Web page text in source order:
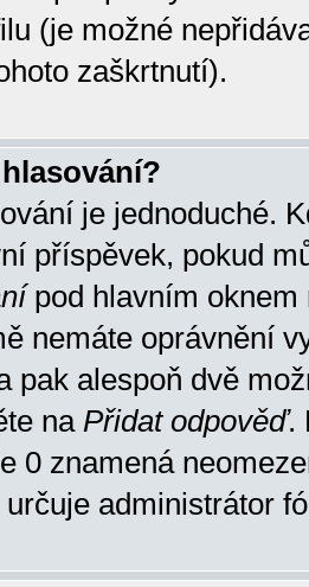
(je možné
zaškrtnutí).
je jednoduché.
příspěvek, pokud
pod hlavním oknem
nemáte oprávnění
pak alespoň dvě
na Přidat odpověď.
0 znamená
administrátor